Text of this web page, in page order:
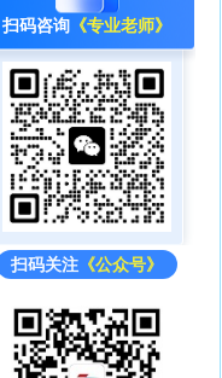
扫码咨询 《专业老师》
扫码关注 《公众号》